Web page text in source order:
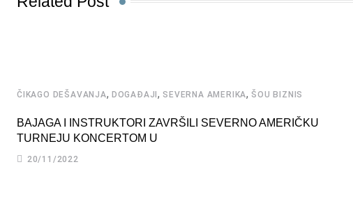
ČIKAGO DEŠAVANJA, DOGAĐAJI, SEVERNA AMERIKA, ŠOU BIZNIS
BAJAGA I INSTRUKTORI ZAVRŠILI SEVERNO AMERIČKU
TURNEJU KONCERTOM U
20/11/2022